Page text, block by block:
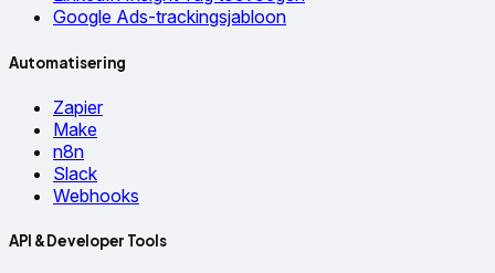
Google Ads-trackingsjabloon
Automatisering
Zapier
Make
n8n
Slack
Webhooks
API & Developer Tools